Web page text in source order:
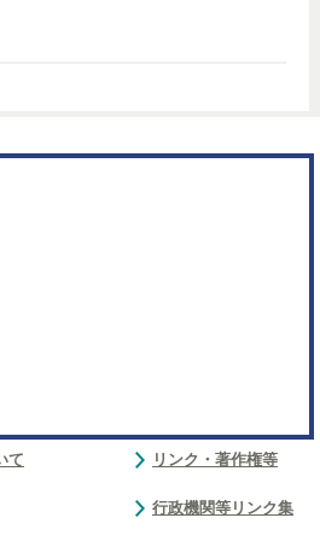
て リンク・著作権等
行政機関等リンク集